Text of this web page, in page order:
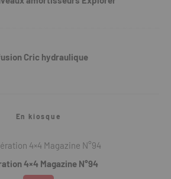
Cric hydraulique
En kiosque
4×4 Magazine N°94